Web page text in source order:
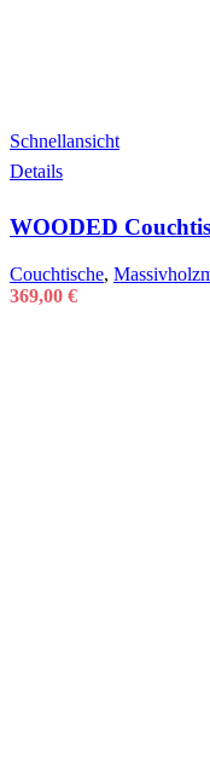
Schnellansicht
Details
WOODED
Couchtische,
369,00 €